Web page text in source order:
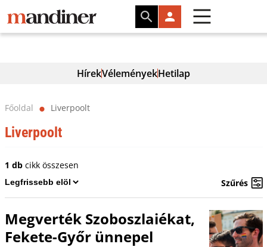
HírekVéleményekHetilap
Főoldal ⬤ Liverpoolt
Liverpoolt
1 dbcikk összesen
Szűrés
Megverték Szoboszlaiékat,
Fekete-Győr ünnepel